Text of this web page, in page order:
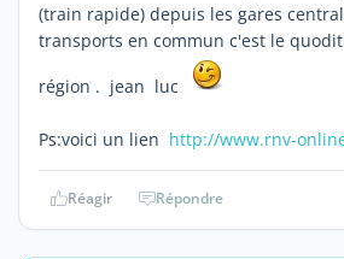
(train rapide) depuis les gares
transports en commun c'est le
région . jean luc
Ps:voici un lien http://www.rnv-
Réagir Répondre